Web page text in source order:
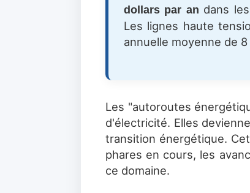
dollars par an dans
Les lignes haute
annuelle moyenne de 8
Les "autoroutes
d'électricité. Elles
transition énergétique.
phares en cours, les
ce domaine.